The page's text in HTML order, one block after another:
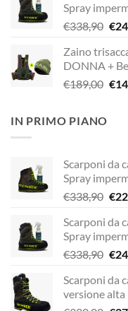
era:
Spray
€338,90 Il
era:
€
Zaino
DONNA +
€189,00 Il
€
IN PRIMO PIANO
Scarponi da
Spray
€338,90 Il
era:
€
Scarponi da
Spray
€338,90 Il
era:
€
Scarponi da
versione alta